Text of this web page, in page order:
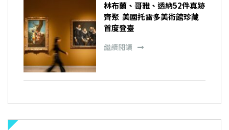
林布蘭、哥雅、透納52件真跡
齊聚 美國托雷多美術館珍藏
首度登臺
繼續閱讀